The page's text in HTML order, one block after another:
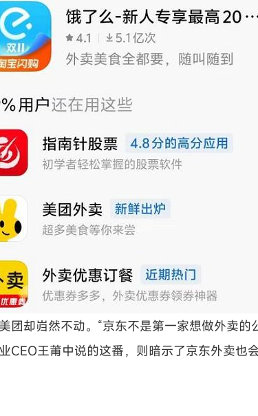
团却岿然不动。“京东不是第一家想做外卖的
CEO王莆中说的这番，则暗示了京东外卖也